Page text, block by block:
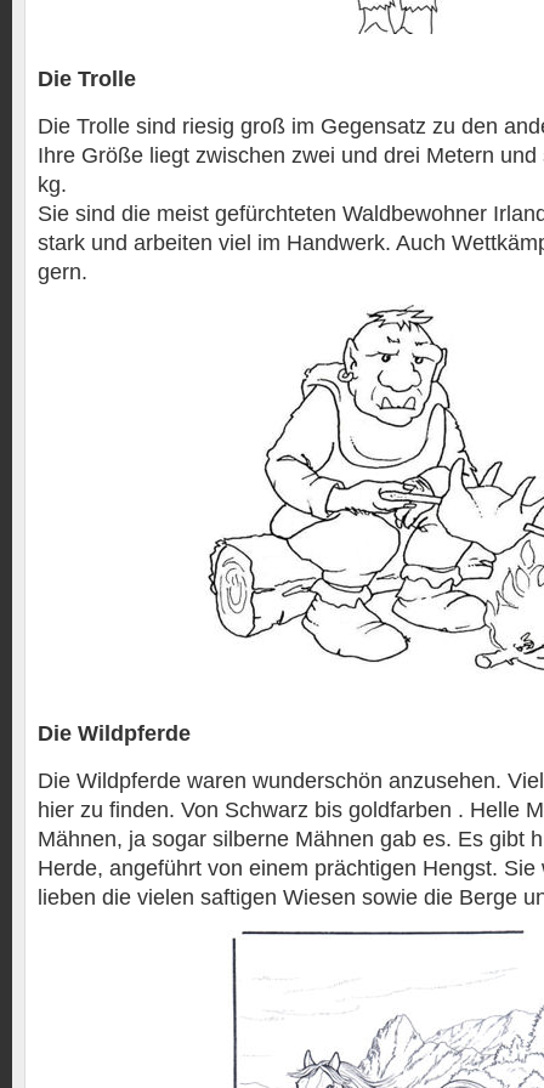
Die Trolle
Die Trolle sind riesig groß im Gegensatz zu den
Ihre Größe liegt zwischen zwei und drei Metern
kg.
Sie sind die meist gefürchteten Waldbewohner
stark und arbeiten viel im Handwerk. Auch
gern.
Die Wildpferde
Die Wildpferde waren wunderschön anzusehen.
hier zu finden. Von Schwarz bis goldfarben . Helle
Mähnen, ja sogar silberne Mähnen gab es. Es gibt
Herde, angeführt von einem prächtigen Hengst.
lieben die vielen saftigen Wiesen sowie die Berge